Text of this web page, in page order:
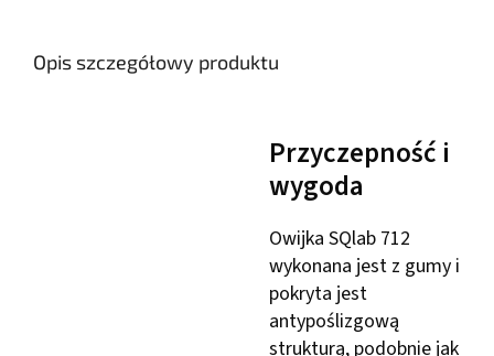
Opis szczegółowy produktu
Przyczepność i
wygoda
Owijka SQlab 712
wykonana jest z gumy i
pokryta jest
antypoślizgową
strukturą, podobnie jak